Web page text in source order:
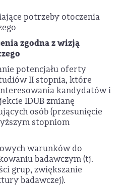
potrzeby otoczenia
zgodna z wizją
potencjału oferty
II stopnia, które
kandydatów i
IDUB zmianę
osób (przesunięcie
stopniom
warunków do
badawczym (tj.
grup, zwiększanie
badawczej).